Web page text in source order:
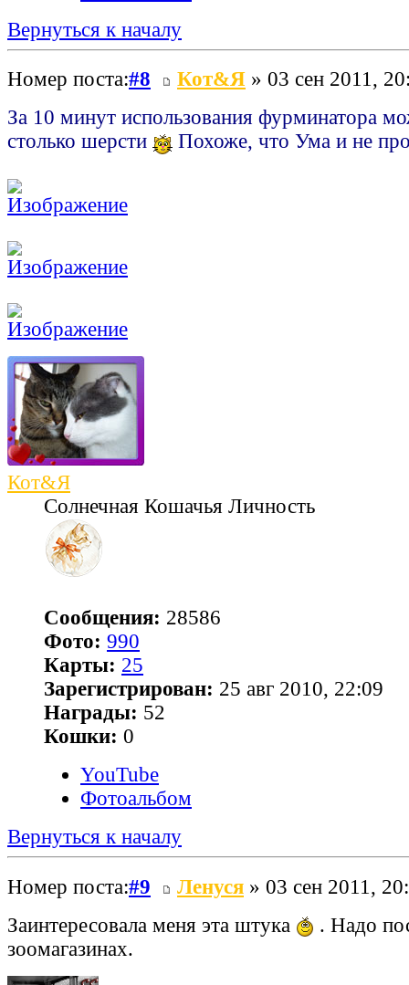
Вернуться к началу
Номер поста:#8 Кот&Я » 03 сен 2011,
За 10 минут использования фурминатора
столько шерсти
Похоже, что Ума и не
Кот&Я
Солнечная Кошачья Личность
Сообщения: 28586
Фото: 990
Карты: 25
Зарегистрирован: 25 авг 2010, 22:09
Награды: 52
Кошки: 0
YouTube
Фотоальбом
Вернуться к началу
Номер поста:#9 Ленуся » 03 сен 2011,
Заинтересовала меня эта штука
. Надо
зоомагазинах.